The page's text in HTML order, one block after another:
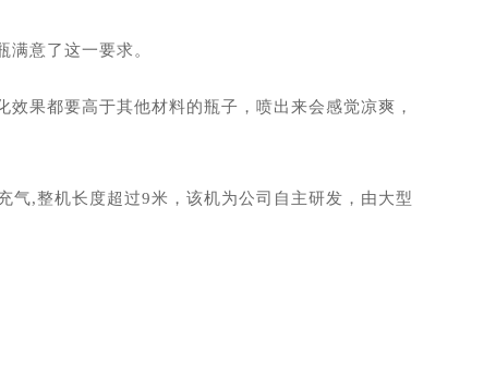
意了这一要求。
果都要高于其他材料的瓶子，喷出来会感觉凉爽，
气,整机长度超过9米，该机为公司自主研发，由大型